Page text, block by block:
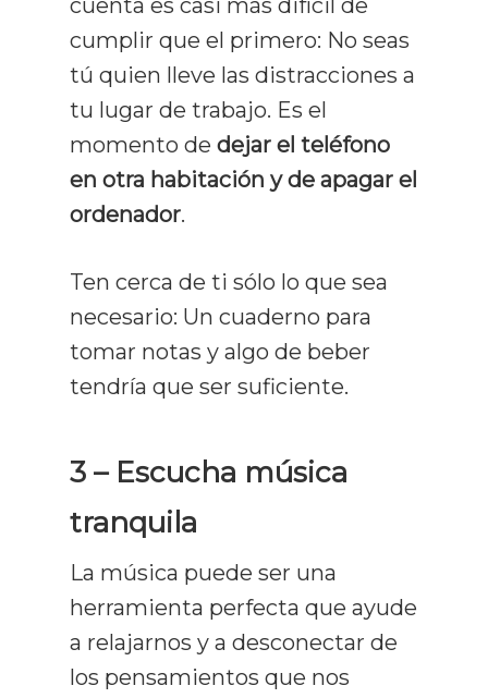
cuenta es casi más difícil de
cumplir que el primero: No seas
tú quien lleve las distracciones a
tu lugar de trabajo. Es el
momento de dejar el teléfono
en otra habitación y de apagar el
ordenador.
Ten cerca de ti sólo lo que sea
necesario: Un cuaderno para
tomar notas y algo de beber
tendría que ser suficiente.
3 – Escucha música
tranquila
La música puede ser una
herramienta perfecta que ayude
a relajarnos y a desconectar de
los pensamientos que nos